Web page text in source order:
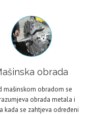
obrada
mašinskom obradom se
obrada metala i
kada se zahtjeva određeni